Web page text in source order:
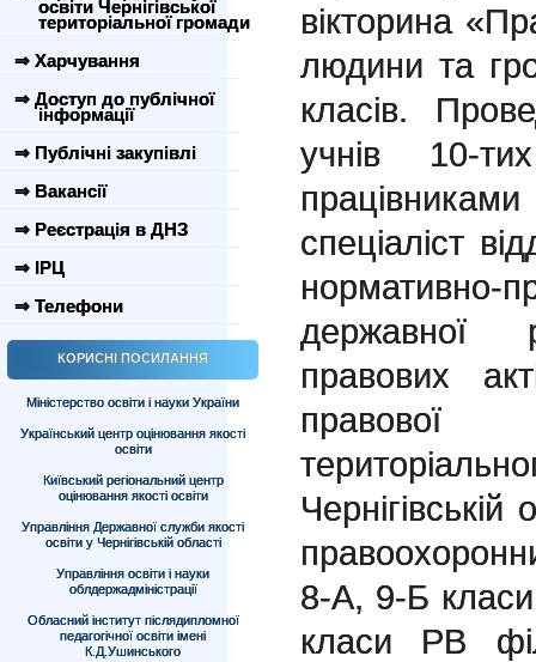
освіти Чернігівської
територіальної громади
⇒ Харчування
⇒ Доступ до публічної
інформації
⇒ Публічні закупівлі
⇒ Вакансії
⇒ Реєстрація в ДНЗ
⇒ ІРЦ
⇒ Телефони
КОРИСНІ ПОСИЛАННЯ
Міністерство освіти і науки України
Український центр оцінювання якості
освіти
Київський регіональний центр
оцінювання якості освіти
Управління Державної служби якості
освіти у Чернігівській області
Управління освіти і науки
облдержадміністрації
Обласний інститут післядипломної
педагогічної освіти імені
К.Д.Ушинського
вікторина
людини та
класів.
учнів 10-
спеціаліст
нормативно-
державної
правових
правової
8-А, 9-Б
класи РВ